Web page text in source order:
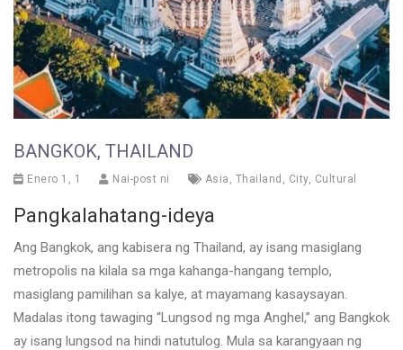
BANGKOK, THAILAND
Enero 1, 1 Nai-post ni Asia Thailand City, Cultural
Pangkalahatang-ideya
Ang Bangkok, ang kabisera ng Thailand, ay isang masiglang
metropolis na kilala sa mga kahanga-hangang templo,
masiglang pamilihan sa kalye, at mayamang kasaysayan.
Madalas itong tawaging “Lungsod ng mga Anghel,” ang Bangkok
ay isang lungsod na hindi natutulog. Mula sa karangyaan ng